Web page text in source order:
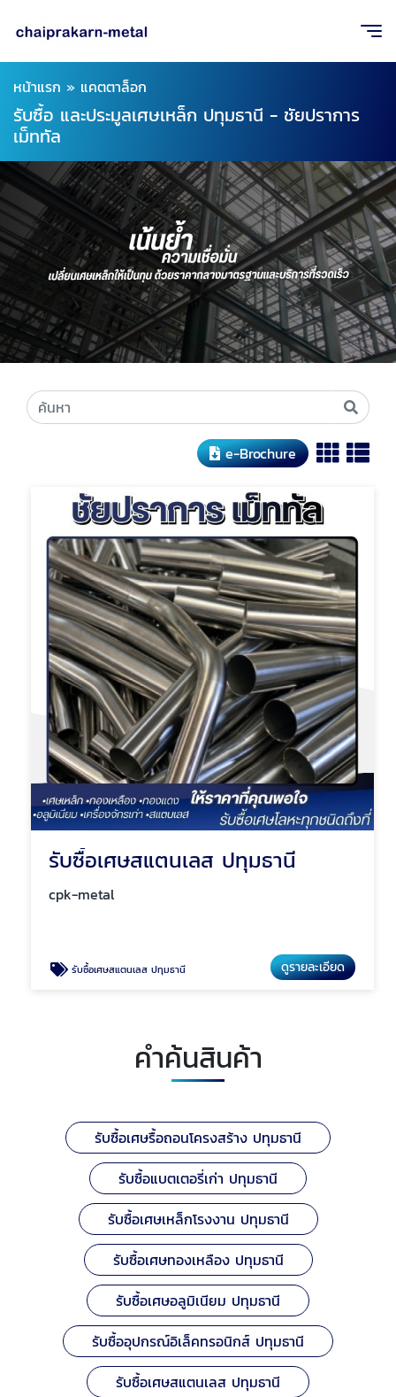
หน้าแรก » แคตตาล็อก
รับซื้อ และประมูลเศษเหล็ก ปทุมธานี - ชัยปราการ
เม็ททัล
e-Brochure
รับซื้อเศษสแตนเลส ปทุมธานี
cpk-metal
รับซื้อเศษสแตนเลส ปทุมธานี ดูรายละเอียด
คำค้นสินค้า
รับซื้อเศษรื้อถอนโครงสร้าง ปทุมธานี
รับซื้อแบตเตอรี่เก่า ปทุมธานี
รับซื้อเศษเหล็กโรงงาน ปทุมธานี
รับซื้อเศษทองเหลือง ปทุมธานี
รับซื้อเศษอลูมิเนียม ปทุมธานี
รับซื้ออุปกรณ์อิเล็คทรอนิกส์ ปทุมธานี
รับซื้อเศษสแตนเลส ปทุมธานี